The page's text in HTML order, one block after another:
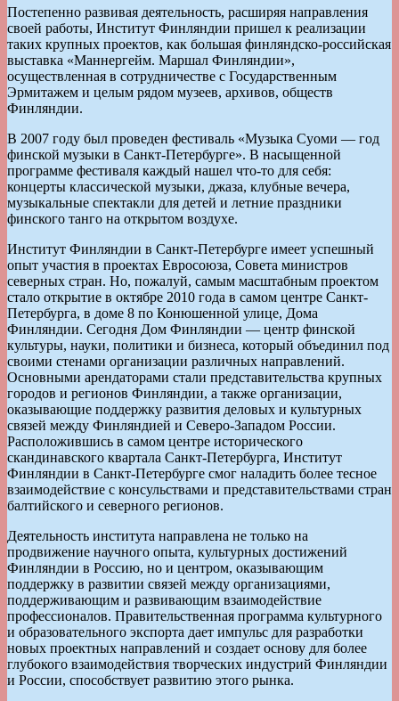
Постепенно развивая деятельность, расширяя направления
своей работы, Институт Финляндии пришел к реализации
таких крупных проектов, как большая финляндско-российская
выставка «Маннергейм. Маршал Финляндии»,
осуществленная в сотрудничестве с Государственным
Эрмитажем и целым рядом музеев, архивов, обществ
Финляндии.
В 2007 году был проведен фестиваль «Музыка Суоми — год
финской музыки в Санкт-Петербурге». В насыщенной
программе фестиваля каждый нашел что-то для себя:
концерты классической музыки, джаза, клубные вечера,
музыкальные спектакли для детей и летние праздники
финского танго на открытом воздухе.
Институт Финляндии в Санкт-Петербурге имеет успешный
опыт участия в проектах Евросоюза, Совета министров
северных стран. Но, пожалуй, самым масштабным проектом
стало открытие в октябре 2010 года в самом центре Санкт-
Петербурга, в доме 8 по Конюшенной улице, Дома
Финляндии. Сегодня Дом Финляндии — центр финской
культуры, науки, политики и бизнеса, который объединил под
своими стенами организации различных направлений.
Основными арендаторами стали представительства крупных
городов и регионов Финляндии, а также организации,
оказывающие поддержку развития деловых и культурных
связей между Финляндией и Северо-Западом России.
Расположившись в самом центре исторического
скандинавского квартала Санкт-Петербурга, Институт
Финляндии в Санкт-Петербурге смог наладить более тесное
взаимодействие с консульствами и представительствами стран
балтийского и северного регионов.
Деятельность института направлена не только на
продвижение научного опыта, культурных достижений
Финляндии в Россию, но и центром, оказывающим
поддержку в развитии связей между организациями,
поддерживающим и развивающим взаимодействие
профессионалов. Правительственная программа культурного
и образовательного экспорта дает импульс для разработки
новых проектных направлений и создает основу для более
глубокого взаимодействия творческих индустрий Финляндии
и России, способствует развитию этого рынка.